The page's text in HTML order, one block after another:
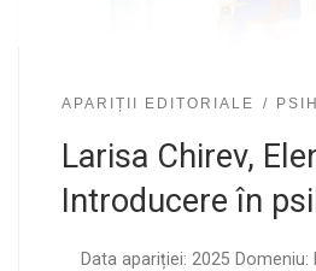
APARIȚII EDITORIALE
Larisa Chirev,
Introducere în
Data apariției: 2025 Domeniu: